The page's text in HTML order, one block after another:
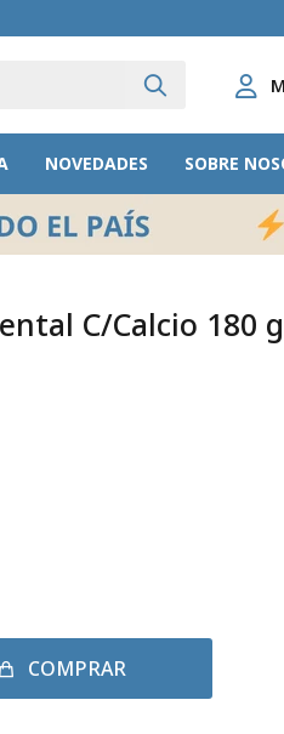
NOVEDADES SOBRE
C/Calcio 180
COMPRAR